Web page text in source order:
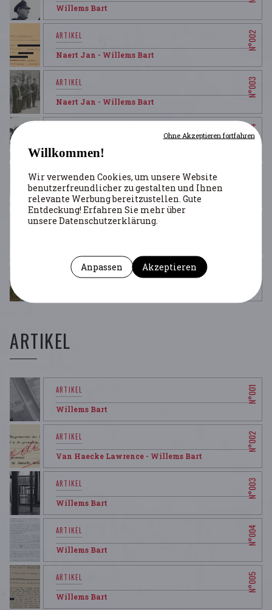
Willems Bart
Naert Jan - Willems Bart
Naert Jan - Willems Bart
Willems Bart
Willems Bart
ARTIKEL
Willems Bart
Van Haecke Lawrence - Willems Bart
Willems Bart
Willems Bart
Willems Bart
Willkommen!
Wir verwenden Cookies, um unsere Website
benutzerfreundlicher zu gestalten und Ihnen
relevante Werbung bereitzustellen. Gute
Entdeckung! Erfahren Sie mehr über
unsere Datenschutzerklärung.
Anpassen Akzeptieren
Ohne Akzeptieren fortfahren